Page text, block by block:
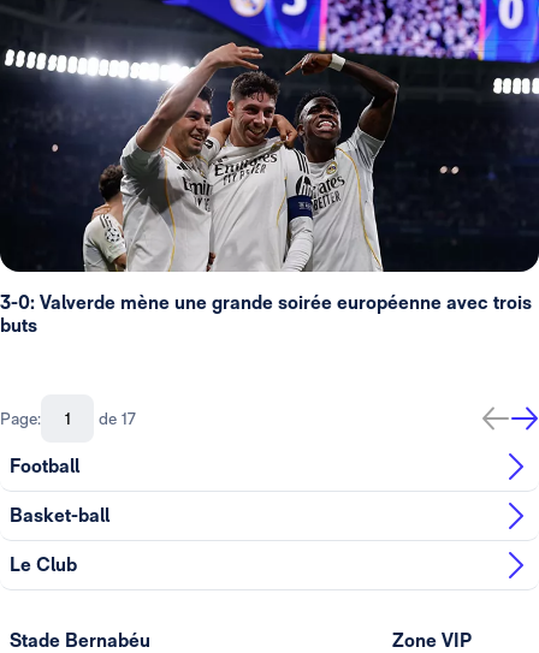
3-0: Valverde mène une grande soirée européenne avec trois
buts
Page: de 17
Football
Basket-ball
Le Club
Stade Bernabéu Zone VIP